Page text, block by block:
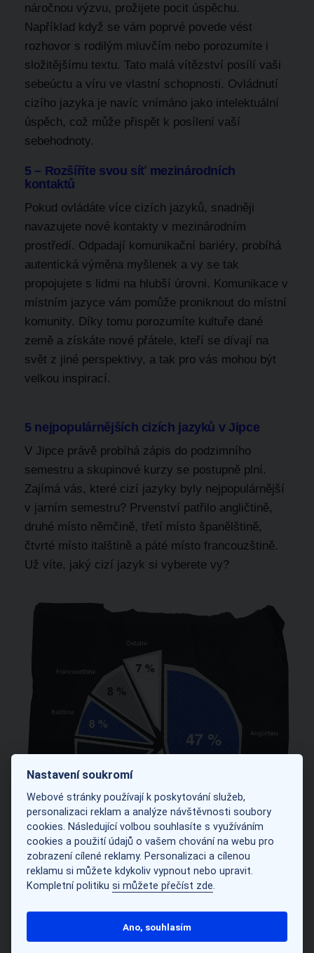
náročnou výzvu, prožijete pocit úspěchu.
Například když se vám poprvé povede vést
rozhovor s rodilým mluvčím nebo porozumíte i
složitějšímu textu. Tato malá vítězství posílí vaši
sebeúctu a víru ve vlastní schopnosti. Ovládnutí
cizího jazyka je navíc vnímáno jako intelektuální
úspěch, což může přispět k posílení vaší
sebehodnoty.
5 – Rozšíříte svou síť mezinárodních
kontaktů
Pokud ovládáte více cizích jazyků, snadněji
navazujete nové kontakty v mezinárodním
prostředí. Odpadají komunikační bariéry, probíhá
autentická výměna myšlenek a vy se tak
propojujete s lidmi na hlubší úrovni. Komunikace v
místním jazyce vám pomůže proniknout do místní
komunity. Díky tomu porozumíte kultuře dané
země a získáte nové přátele, kteří se dívají na
svět z jiné perspektivy, a tak pro vás mohou být
velkou inspirací.
5 nejpopulárnějších cizích jazyků v Jipce
V Jipce právě probíhá zápis do podzimního
semestru a skupinové kurzy se postupně plní.
Zajímá vás, které cizí jazyky byly nejpopulárnější
v jarním semestru? Prvenství patřilo angličtině,
druhé místo němčině, třetí místo španělštině,
čtvrté místo italštině a páté místo francouzštině.
Už víte, jaký cizí jazyk si vyberete vy?
Nastavení soukromí
Webové stránky používají k poskytování služeb,
personalizaci reklam a analýze návštěvnosti soubory
cookies. Následující volbou souhlasíte s využíváním
cookies a použití údajů o vašem chování na webu pro
zobrazení cílené reklamy. Personalizaci a cílenou
reklamu si můžete kdykoliv vypnout nebo upravit.
Kompletní politikusi můžete přečíst zde.
Ano, souhlasím